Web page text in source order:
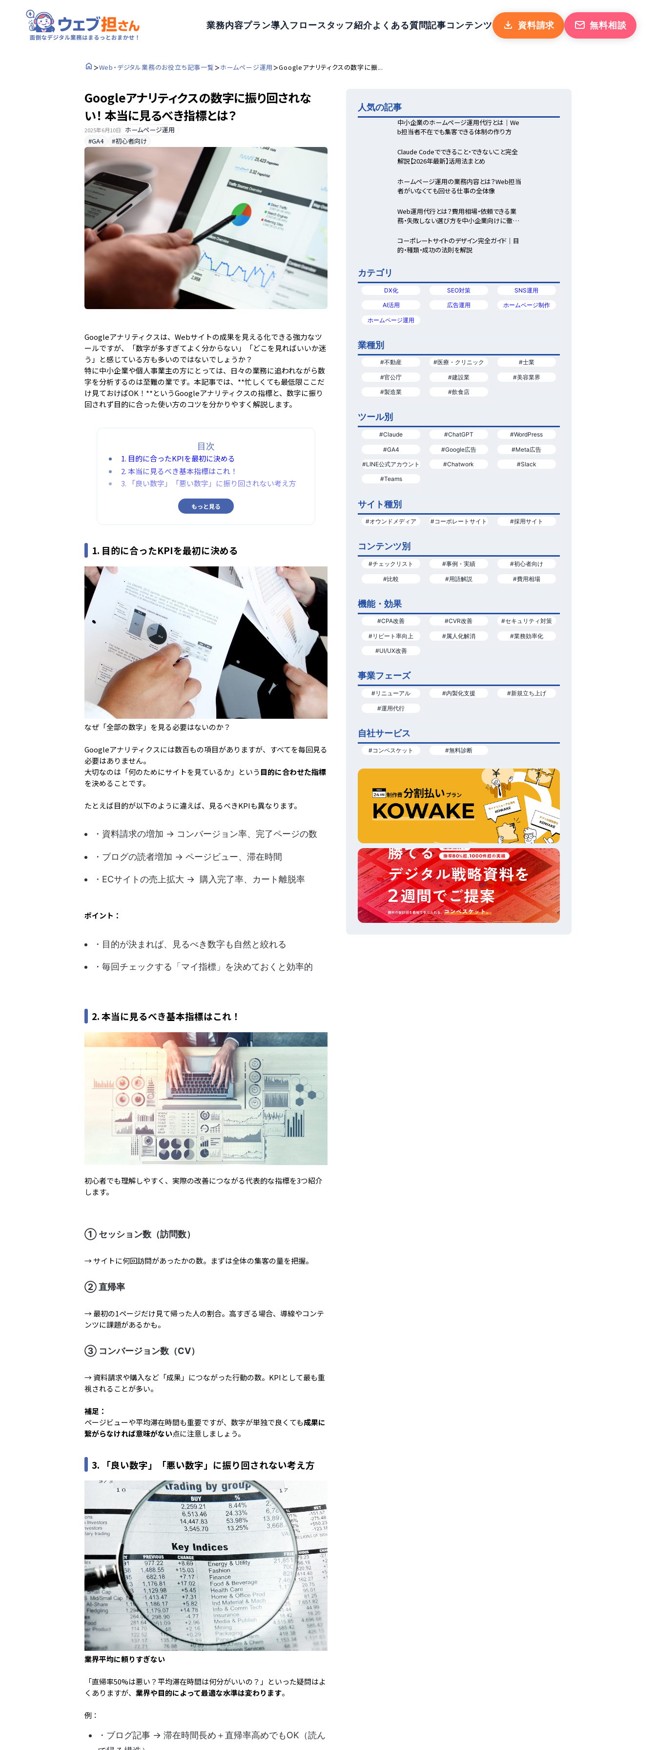
業務内容プラン導入フロースタッフ紹介よくある質問記事コンテンツ 資料請求 無料相談
>Web・デジタル業務のお役立ち記事一覧>ホームページ運用>Googleアナリティクスの数字に振...
Googleアナリティクスの数字に振り回されな
い！ 本当に見るべき指標とは？
2025年6月10日
ホームページ運用
#GA4
#初心者向け
Googleアナリティクスは、Webサイトの成果を見える化できる強力なツ
ールですが、「数字が多すぎてよく分からない」「どこを見ればいいか迷
う」と感じている方も多いのではないでしょうか？
特に中小企業や個人事業主の方にとっては、日々の業務に追われながら数
字を分析するのは至難の業です。 本記事では、**忙しくても最低限ここだ
け見ておけばOK！**というGoogleアナリティクスの指標と、数字に振り
回されず目的に合った使い方のコツを分かりやすく解説します。
目次
1. 目的に合ったKPIを最初に決める
2. 本当に見るべき基本指標はこれ！
3. 「良い数字」「悪い数字」に振り回されない考え方
もっと見る
1. 目的に合ったKPIを最初に決める
なぜ「全部の数字」を見る必要はないのか？
Googleアナリティクスには数百もの項目がありますが、すべてを毎回見る
必要はありません。
大切なのは「何のためにサイトを見ているか」という 目的に合わせた指標
を決めることです。
たとえば目的が以下のように違えば、見るべきKPIも異なります。
・資料請求の増加 → コンバージョン率、完了ページの数
・ブログの読者増加 → ページビュー、滞在時間
・ECサイトの売上拡大 → 購入完了率、カート離脱率
ポイント：
・目的が決まれば、見るべき数字も自然と絞れる
・毎回チェックする「マイ指標」を決めておくと効率的
2. 本当に見るべき基本指標はこれ！
初心者でも理解しやすく、実際の改善につながる代表的な指標を3つ紹介
します。
① セッション数（訪問数）
→ サイトに何回訪問があったかの数。まずは全体の集客の量を把握。
② 直帰率
→ 最初の1ページだけ見て帰った人の割合。高すぎる場合、導線やコンテ
ンツに課題があるかも。
③ コンバージョン数（CV）
→ 資料請求や購入など「成果」につながった行動の数。KPIとして最も重
視されることが多い。
補足：
ページビューや平均滞在時間も重要ですが、数字が単独で良くても成果に
繋がらなければ意味がない点に注意しましょう。
3. 「良い数字」「悪い数字」に振り回されない考え方
業界平均に頼りすぎない
「直帰率50%は悪い？平均滞在時間は何分がいいの？」といった疑問はよ
くありますが、 業界や目的によって最適な水準は変わります。
例：
・ブログ記事 → 滞在時間長め＋直帰率高めでもOK（読ん
人気の記事
中小企業のホームページ運用代行とは｜We
b担当者不在でも集客できる体制の作り方
Claude Codeでできること・できないこと完全
解説【2026年最新】活用法まとめ
ホームページ運用の業務内容とは？Web担当
者がいなくても回せる仕事の全体像
Web運用代行とは？費用相場・依頼できる業
務・失敗しない選び方を中小企業向けに徹底
コーポレートサイトのデザイン完全ガイド｜目
的・種類・成功の法則を解説
カテゴリ
DX化 SEO対策 SNS運用
AI活用 広告運用 ホームページ制作
ホームページ運用
業種別
#不動産 #医療・クリニック #士業
#官公庁 #建設業 #美容業界
#製造業 #飲食店
ツール別
#Claude #ChatGPT #WordPress
#GA4 #Google広告 #Meta広告
#LINE公式アカウント #Chatwork #Slack
#Teams
サイト種別
#オウンドメディア #コーポレートサイト #採用サイト
コンテンツ別
#チェックリスト #事例・実績 #初心者向け
#比較 #用語解説 #費用相場
機能・効果
#CPA改善 #CVR改善 #セキュリティ対策
#リピート率向上 #属人化解消 #業務効率化
#UI/UX改善
事業フェーズ
#リニューアル #内製化支援 #新規立ち上げ
#運用代行
自社サービス
#コンペスケット #無料診断